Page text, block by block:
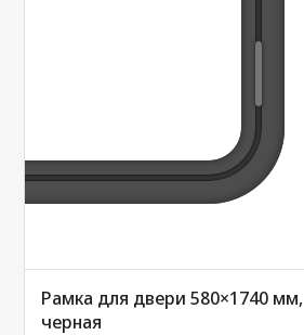
Рамка для двери 580×1740 мм,
черная